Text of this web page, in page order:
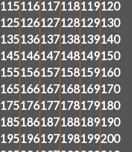
115116117118119120
125126127128129130
135136137138139140
145146147148149150
155156157158159160
165166167168169170
175176177178179180
185186187188189190
195196197198199200